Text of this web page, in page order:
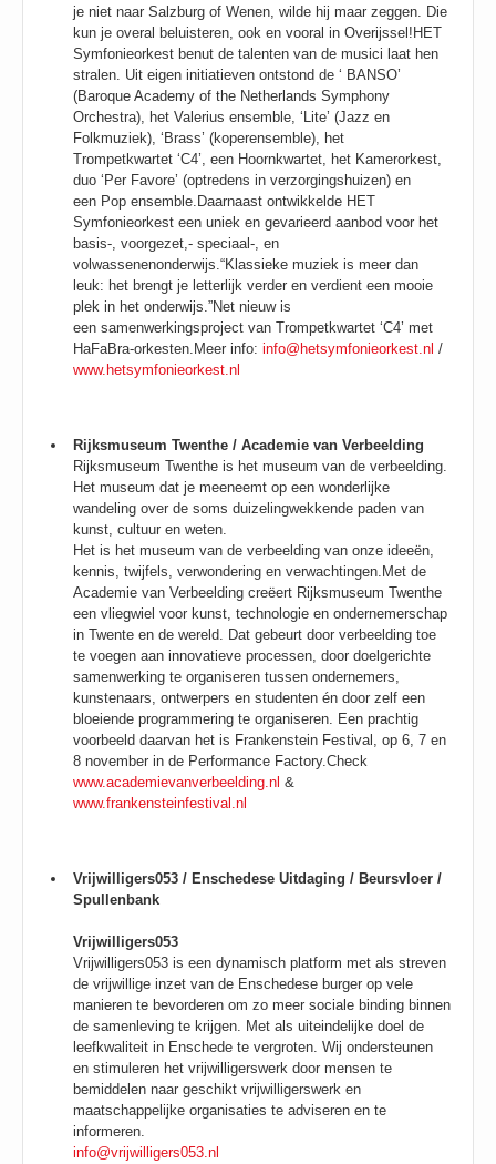
je niet naar Salzburg of Wenen, wilde hij maar zeggen. Die
kun je overal beluisteren, ook en vooral in Overijssel! HET
Symfonieorkest benut de talenten van de musici laat hen
stralen. Uit eigen initiatieven ontstond de ‘ BANSO’
(Baroque Academy of the Netherlands Symphony
Orchestra), het Valerius ensemble, ‘Lite’ (Jazz en
Folkmuziek), ‘Brass’ (koperensemble), het
Trompetkwartet ‘C4’, een Hoornkwartet, het Kamerorkest,
duo ‘Per Favore’ (optredens in verzorgingshuizen) en
een Pop ensemble. Daarnaast ontwikkelde HET
Symfonieorkest een uniek en gevarieerd aanbod voor het
basis-, voorgezet,- speciaal-, en
volwassenenonderwijs.“Klassieke muziek is meer dan
leuk: het brengt je letterlijk verder en verdient een mooie
plek in het onderwijs.”Net nieuw is
een samenwerkingsproject van Trompetkwartet ‘C4’ met
HaFaBra-orkesten. Meer info: info@hetsymfonieorkest.nl /
www.hetsymfonieorkest.nl
Rijksmuseum Twenthe / Academie van Verbeelding
Rijksmuseum Twenthe is het museum van de verbeelding.
Het museum dat je meeneemt op een wonderlijke
wandeling over de soms duizelingwekkende paden van
kunst, cultuur en weten.
Het is het museum van de verbeelding van onze ideeën,
kennis, twijfels, verwondering en verwachtingen. Met de
Academie van Verbeelding creëert Rijksmuseum Twenthe
een vliegwiel voor kunst, technologie en ondernemerschap
in Twente en de wereld. Dat gebeurt door verbeelding toe
te voegen aan innovatieve processen, door doelgerichte
samenwerking te organiseren tussen ondernemers,
kunstenaars, ontwerpers en studenten én door zelf een
bloeiende programmering te organiseren. Een prachtig
voorbeeld daarvan het is Frankenstein Festival, op 6, 7 en
8 november in de Performance Factory.Check
www.academievanverbeelding.nl &
www.frankensteinfestival.nl
Vrijwilligers053 / Enschedese Uitdaging / Beursvloer /
Spullenbank
Vrijwilligers053
Vrijwilligers053 is een dynamisch platform met als streven
de vrijwillige inzet van de Enschedese burger op vele
manieren te bevorderen om zo meer sociale binding binnen
de samenleving te krijgen. Met als uiteindelijke doel de
leefkwaliteit in Enschede te vergroten. Wij ondersteunen
en stimuleren het vrijwilligerswerk door mensen te
bemiddelen naar geschikt vrijwilligerswerk en
maatschappelijke organisaties te adviseren en te
informeren.
info@vrijwilligers053.nl